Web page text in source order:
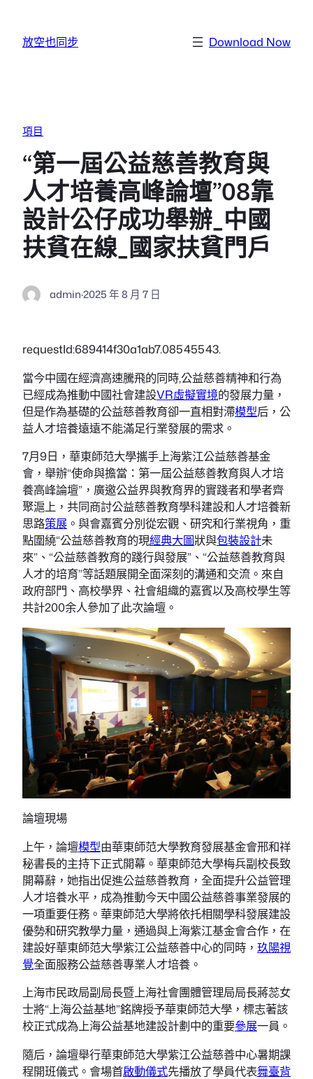
放空也同步 Download Now
項目
“第一屆公益慈善教育與
人才培養高峰論壇”08靠
設計公仔成功舉辦_中國
扶貧在線_國家扶貧門戶
admin·2025 年 8 月 7 日
requestId:689414f30a1ab7.08545543.
當今中國在經濟高速騰飛的同時,公益慈善精神和行為
已經成為推動中國社會建設VR虛擬實境的發展力量，
但是作為基礎的公益慈善教育卻一直相對滯模型后，公
益人才培養遠遠不能滿足行業發展的需求。
7月9日，華東師范大學攜手上海紫江公益慈善基金
會，舉辦“使命與擔當：第一屆公益慈善教育與人才培
養高峰論壇”，廣邀公益界與教育界的實踐者和學者齊
聚滬上，共同商討公益慈善教育學科建設和人才培養新
思路策展 。與會嘉賓分別從宏觀、研究和行業視角，重
點圍繞“公益慈善教育的現經典大圖狀與包裝設計未
來”、“公益慈善教育的踐行與發展”、“公益慈善教育與
人才的培育”等話題展開全面深刻的溝通和交流。來自
政府部門、高校學界、社會組織的嘉賓以及高校學生等
共計200余人參加了此次論壇。
論壇現場
上午，論壇模型由華東師范大學教育發展基金會邢和祥
秘書長的主持下正式開幕。華東師范大學梅兵副校長致
開幕辭，她指出促進公益慈善教育，全面提升公益管理
人才培養水平，成為推動今天中國公益慈善事業發展的
一項重要任務。華東師范大學將依托相關學科發展建設
優勢和研究教學力量，通過與上海紫江基金會合作，在
建設好華東師范大學紫江公益慈善中心的同時， 玖陽視
覺全面服務公益慈善專業人才培養。
上海市民政局副局長暨上海社會團體管理局局長蔣蕊女
士將“上海公益基地”銘牌授予華東師范大學，標志著該
校正式成為上海公益基地建設計劃中的重要參展一員。
隨后，論壇舉行華東師范大學紫江公益慈善中心暑期課
程開班儀式。會場首啟動儀式先播放了學員代表舞臺背